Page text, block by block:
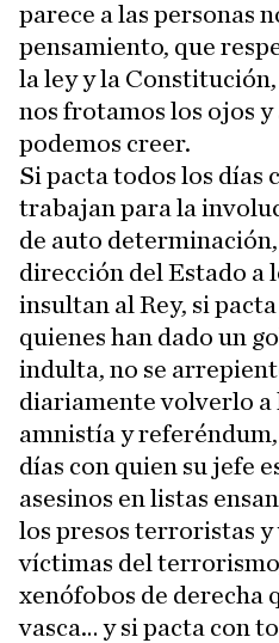
parece a las personas
pensamiento, que
la ley y la
nos frotamos los ojos y
podemos creer.
Si pacta todos los días
trabajan para la
de auto
dirección del Estado a
insultan al Rey, si
quienes han dado un
indulta, no se
diariamente volverlo a
amnistía y
días con quien su jefe
asesinos en listas
los presos terroristas y
víctimas del
xenófobos de derecha
vasca… y si pacta con